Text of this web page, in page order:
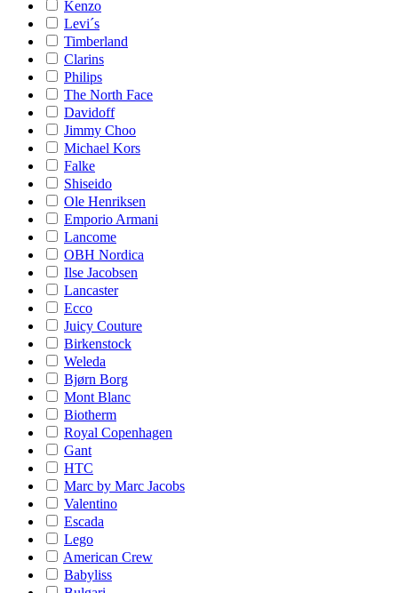
Kenzo
Levi´s
Timberland
Clarins
Philips
The North Face
Davidoff
Jimmy Choo
Michael Kors
Falke
Shiseido
Ole Henriksen
Emporio Armani
Lancome
OBH Nordica
Ilse Jacobsen
Lancaster
Ecco
Juicy Couture
Birkenstock
Weleda
Bjørn Borg
Mont Blanc
Biotherm
Royal Copenhagen
Gant
HTC
Marc by Marc Jacobs
Valentino
Escada
Lego
American Crew
Babyliss